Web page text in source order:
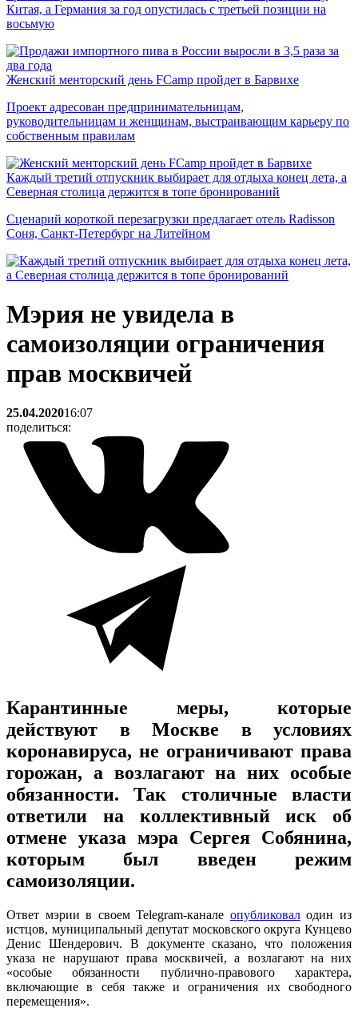
Китая, а Германия за год опустилась с третьей позиции на
восьмую
Женский менторский день FCamp пройдет в Барвихе
Проект адресован предпринимательницам,
руководительницам и женщинам, выстраивающим карьеру по
собственным правилам
Каждый третий отпускник выбирает для отдыха конец лета, а
Северная столица держится в топе бронирований
Сценарий короткой перезагрузки предлагает отель Radisson
Соня, Санкт-Петербург на Литейном
Мэрия не увидела в
самоизоляции ограничения
прав москвичей
25.04.202016:07
поделиться:
Карантинные меры, которые
действуют в Москве в условиях
коронавируса, не ограничивают права
горожан, а возлагают на них особые
обязанности. Так столичные власти
ответили на коллективный иск об
отмене указа мэра Сергея Собянина,
которым был введен режим
самоизоляции.
Ответ мэрии в своем Telegram-канале опубликовалодин из
истцов, муниципальный депутат московского округа Кунцево
Денис Шендерович. В документе сказано, что положения
указа не нарушают права москвичей, а возлагают на них
«особые обязанности публично-правового характера,
включающие в себя также и ограничения их свободного
перемещения».